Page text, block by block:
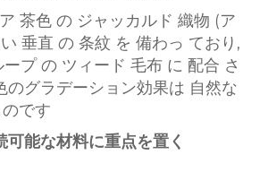
茶色 の ジャッカルド 織物 (ア
垂直 の 条紋 を 備わっ ており,
プ の ツィード 毛布 に 配合 さ
のグラデーション効果は 自然な
です
可能な材料に重点を置く